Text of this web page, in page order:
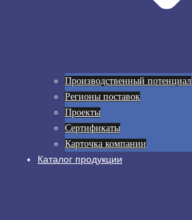
Производственный потенциал
Регионы поставок
Проекты
Сертификаты
Карточка компании
Каталог продукции